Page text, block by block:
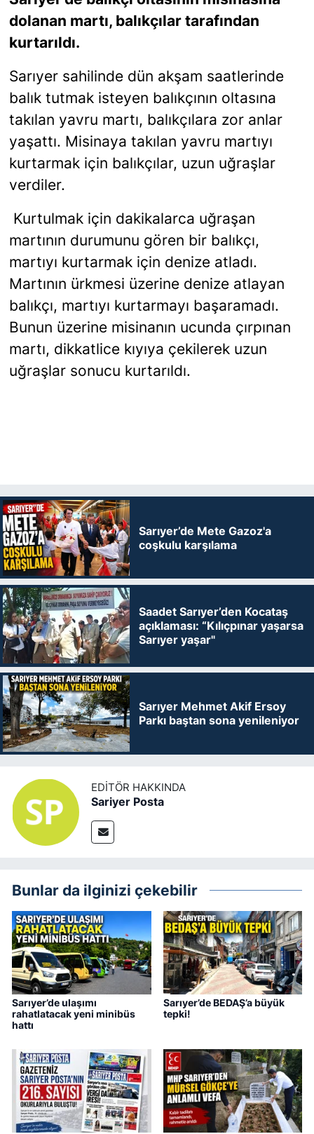
dolanan martı, balıkçılar tarafından
kurtarıldı.
Sarıyer sahilinde dün akşam saatlerinde
balık tutmak isteyen balıkçının oltasına
takılan yavru martı, balıkçılara zor anlar
yaşattı. Misinaya takılan yavru martıyı
kurtarmak için balıkçılar, uzun uğraşlar
verdiler.
Kurtulmak için dakikalarca uğraşan
martının durumunu gören bir balıkçı,
martıyı kurtarmak için denize atladı.
Martının ürkmesi üzerine denize atlayan
balıkçı, martıyı kurtarmayı başaramadı.
Bunun üzerine misinanın ucunda çırpınan
martı, dikkatlice kıyıya çekilerek uzun
uğraşlar sonucu kurtarıldı.
Sarıyer’de Mete Gazoz'a
coşkulu karşılama
Saadet Sarıyer’den Kocataş
açıklaması: “Kılıçpınar yaşarsa
Sarıyer yaşar"
Sarıyer Mehmet Akif Ersoy
Parkı baştan sona yenileniyor
EDITÖR HAKKINDA
Sariyer Posta
Bunlar da ilginizi çekebilir
Sarıyer’de ulaşımı
rahatlatacak yeni minibüs
hattı
Sarıyer’de BEDAŞ’a büyük
tepki!
SİYASET
SON DAKİKA HABERİ
SPOR
TEKNOLOJİ
TÜRKİYE VE DÜNYA GÜNDEMİ
VİDEO GALERİ
YAŞAM